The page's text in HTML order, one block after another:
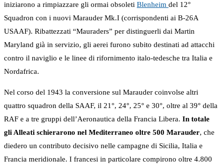
iniziarono a rimpiazzare gli ormai obsoleti Blenheim del 12°
Squadron con i nuovi Marauder Mk.I (corrispondenti ai B-26A
USAAF). Ribattezzati “Mauraders” per distinguerli dai Martin
Maryland già in servizio, gli aerei furono subito destinati ad attacchi
contro il naviglio e le linee di rifornimento italo-tedesche tra Italia e
Nordafrica.
Nel corso del 1943 la conversione sul Marauder coinvolse altri
quattro squadron della SAAF, il 21°, 24°, 25° e 30°, oltre al 39° della
RAF e a tre gruppi dell’Aeronautica della Francia Libera. In totale
gli Alleati schierarono nel Mediterraneo oltre 500 Marauder, che
diedero un contributo decisivo nelle campagne di Sicilia, Italia e
Francia meridionale. I francesi in particolare compirono oltre 4.800